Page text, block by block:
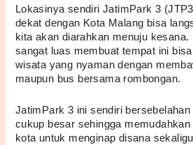
Lokasinya sendiri JatimPark 3
dekat dengan Kota Malang bisa
kita akan diarahkan menuju
sangat luas membuat tempat ini
wisata yang nyaman dengan
maupun bus bersama rombongan.
JatimPark 3 ini sendiri
cukup besar sehingga
kota untuk menginap disana